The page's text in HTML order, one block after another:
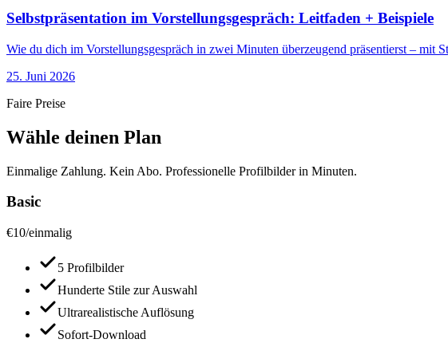
Selbstpräsentation im Vorstellungsgespräch: Leitfaden + Beispiele
Wie du dich im Vorstellungsgespräch in zwei Minuten überzeugend präsentierst – mit
25. Juni 2026
Faire Preise
Wähle deinen Plan
Einmalige Zahlung. Kein Abo. Professionelle Profilbilder in Minuten.
Basic
€10/einmalig
5 Profilbilder
Hunderte Stile zur Auswahl
Ultrarealistische Auflösung
Sofort-Download